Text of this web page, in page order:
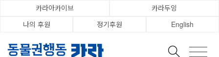
카라아카이브
카라두잉
나의 후원
정기후원 English